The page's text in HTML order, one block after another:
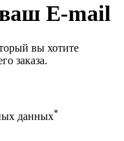
E-mail
вы хотите
заказа.
данных*